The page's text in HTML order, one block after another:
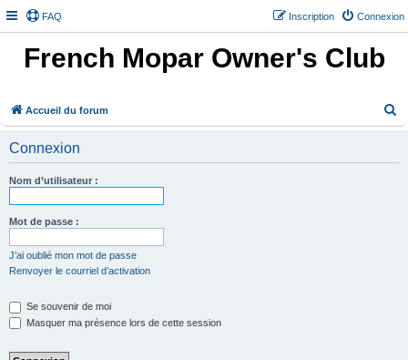
FAQ Connexion
Inscription
French Mopar Owner's Club
Accueil du forum
Connexion
Nom d’utilisateur :
Mot de passe :
J’ai oublié mon mot de passe
Renvoyer le courriel d’activation
Se souvenir de moi
Masquer ma présence lors de cette session